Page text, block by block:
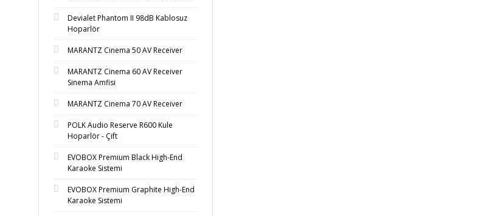
Devialet Phantom II 98dB Kablosuz
Hoparlör
MARANTZ Cinema 50 AV Receiver
MARANTZ Cinema 60 AV Receiver
Sinema Amfisi
MARANTZ Cinema 70 AV Receiver
POLK Audio Reserve R600 Kule
Hoparlör - Çift
EVOBOX Premium Black High-End
Karaoke Sistemi
EVOBOX Premium Graphite High-End
Karaoke Sistemi